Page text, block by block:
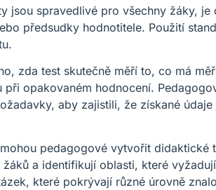
jsou spravedlivé pro všechny žáky,
předsudky hodnotitele. Použití
zda test skutečně měří to, co má
opakovaném hodnocení.
aby zajistili, že získané údaje
pedagogové vytvořit didaktické
a identifikují oblasti, které
které pokrývají různé úrovně